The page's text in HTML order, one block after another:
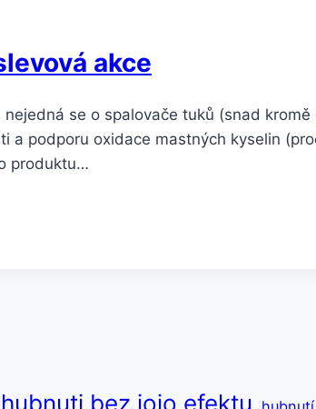
akce
se o spalovače tuků (snad
podporu oxidace mastných kyselin
produktu…
hubnuti bez jojo efektu